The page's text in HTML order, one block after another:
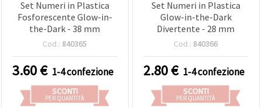
Set Numeri in Plastica
Fosforescente Glow-in-
the-Dark - 38 mm
Cod.: 840365
3.60€ 1-4 confezione
SCONTI
PER QUANTITÀ
Set Numeri in Plastica
Glow-in-the-Dark
Divertente - 28 mm
Cod.: 840366
2.80€ 1-4 confezione
SCONTI
PER QUANTITÀ